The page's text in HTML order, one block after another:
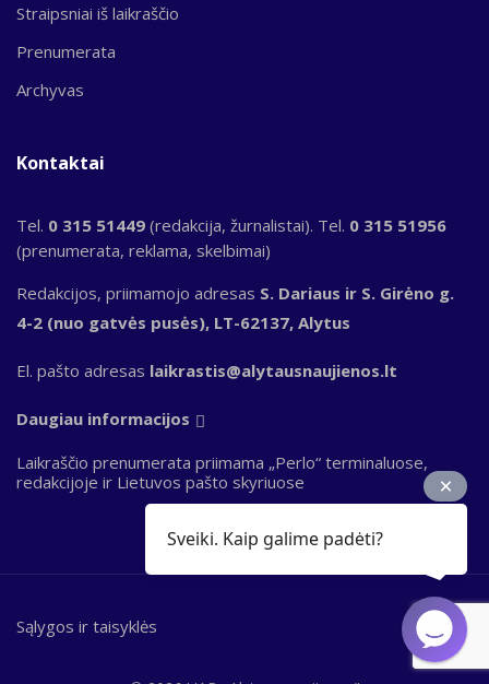
Straipsniai iš laikraščio
Prenumerata
Archyvas
Kontaktai
Tel. 0 315 51449 (redakcija, žurnalistai). Tel. 0 315 51956
(prenumerata, reklama, skelbimai)
Redakcijos, priimamojo adresas S. Dariaus ir S. Girėno g.
4-2 (nuo gatvės pusės), LT-62137, Alytus
El. pašto adresas laikrastis@alytausnaujienos.lt
Daugiau informacijos
Laikraščio prenumerata priimama „Perlo“ terminaluose,
redakcijoje ir Lietuvos pašto skyriuose
Bottom
Sąlygos ir taisyklės
Sveiki. Kaip galime padėti?